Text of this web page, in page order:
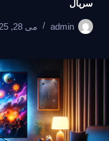
سریال
admin می 28, 2025